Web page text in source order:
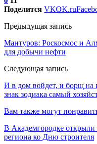
Поделится VKOK.ru
Предыдущая запись
Мантуров: Роскосмос и
для добычи нефти
Следующая запись
И в дом войдет, и борщ на
знак зодиака самый
Вам также могут
В Академгородке
региона ко Дню строителя